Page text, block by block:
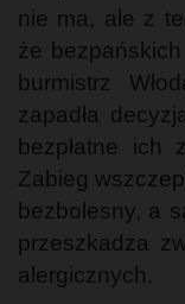
nie ma, ale z
że
burmistrz
zapadła
bezpłatne ich
Zabieg
bezbolesny, a
przeszkadza
alergicznych.